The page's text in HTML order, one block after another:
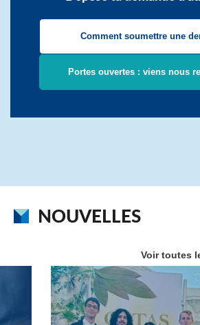
Comment soumettre une
Portes ouvertes : viens nous
NOUVELLES
Voir toutes